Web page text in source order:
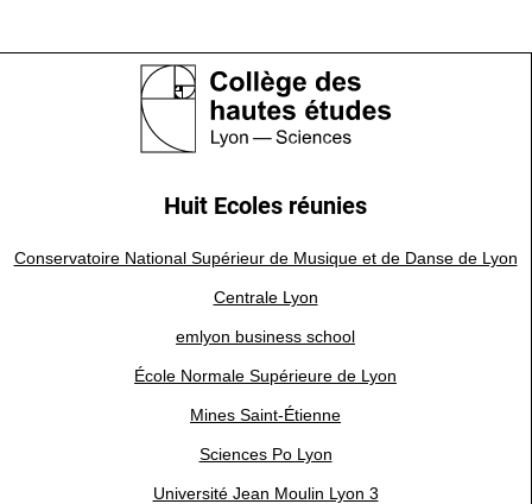
Huit Ecoles réunies
Conservatoire National Supérieur de Musique et de Danse de Lyon
Centrale Lyon
emlyon business school
École Normale Supérieure de Lyon
Mines Saint-Étienne
Sciences Po Lyon
Université Jean Moulin Lyon 3